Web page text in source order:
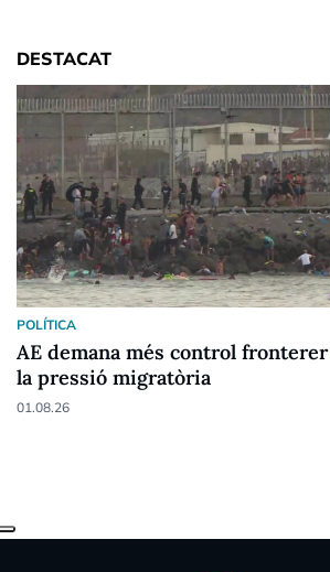
DESTACAT
POLÍTICA
AE demana més control
la pressió migratòria
01.08.26